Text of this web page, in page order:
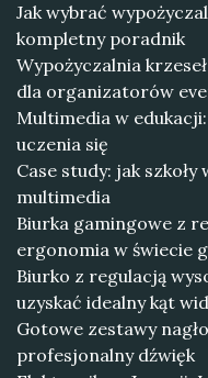
Jak wybrać
kompletny poradnik
Wypożyczalnia
dla organizatorów
Multimedia w
uczenia się
Case study: jak
multimedia
Biurka gamingowe z
ergonomia w świecie
Biurko z regulacją
uzyskać idealny kąt
Gotowe zestawy
profesjonalny dźwięk